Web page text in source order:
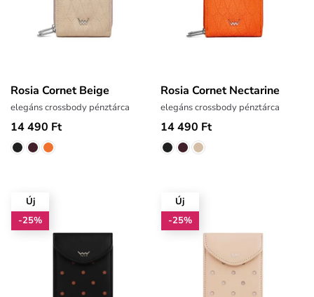
Rosia Cornet Beige
elegáns crossbody pénztárca
14 490 Ft
Rosia Cornet Nectarine
elegáns crossbody pénztárca
14 490 Ft
Új
-25%
Új
-25%